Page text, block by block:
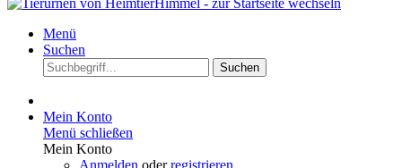
Menü
Suchen
Suchen
Mein Konto
Menü schließen
Mein Konto
Anmelden oderregistrieren